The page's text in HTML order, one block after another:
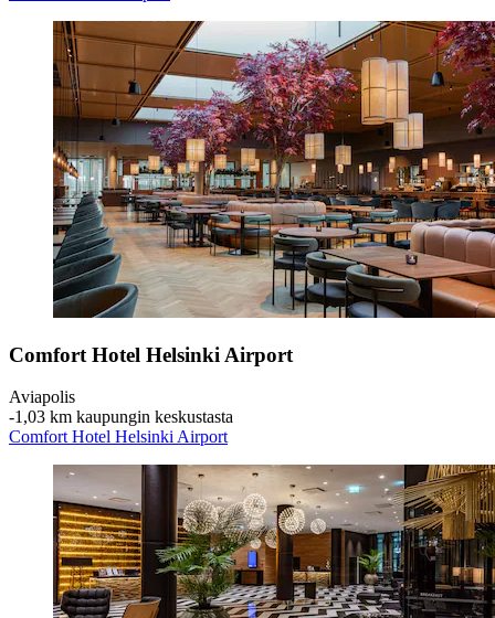
Comfort Hotel Helsinki Airport
Aviapolis
‐1,03 km kaupungin keskustasta
Comfort Hotel Helsinki Airport